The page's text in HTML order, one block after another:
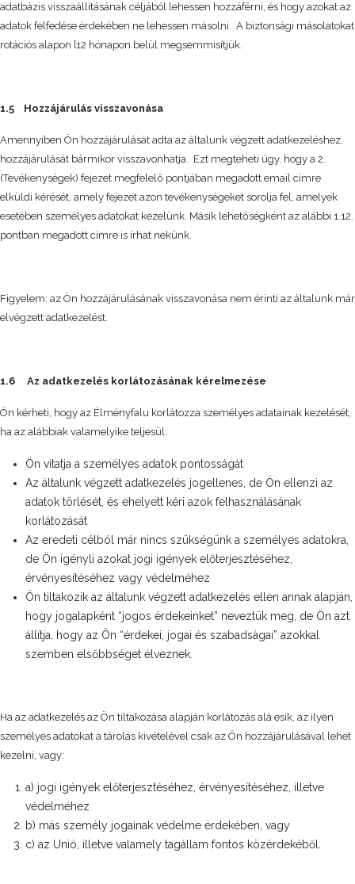
adatbázis visszaállításának céljából lehessen hozzáférni, és hogy azokat az
adatok felfedése érdekében ne lehessen másolni. A biztonsági másolatokat
rotációs alapon [12 hónapon belül megsemmisítjük.
1.5 Hozzájárulás visszavonása
Amennyiben Ön hozzájárulását adta az általunk végzett adatkezeléshez,
hozzájárulását bármikor visszavonhatja. Ezt megteheti úgy, hogy a 2.
(Tevékenységek) fejezet megfelelő pontjában megadott email címre
elküldi kérését, amely fejezet azon tevékenységeket sorolja fel, amelyek
esetében személyes adatokat kezelünk. Másik lehetőségként az alábbi 1.12.
pontban megadott címre is írhat nekünk.
Figyelem: az Ön hozzájárulásának visszavonása nem érinti az általunk már
elvégzett adatkezelést.
1.6 Az adatkezelés korlátozásának kérelmezése
Ön kérheti, hogy az Élményfalu korlátozza személyes adatainak kezelését,
ha az alábbiak valamelyike teljesül:
Ön vitatja a személyes adatok pontosságát
Az általunk végzett adatkezelés jogellenes, de Ön ellenzi az
adatok törlését, és ehelyett kéri azok felhasználásának
korlátozását
Az eredeti célból már nincs szükségünk a személyes adatokra,
de Ön igényli azokat jogi igények előterjesztéséhez,
érvényesítéséhez vagy védelméhez
Ön tiltakozik az általunk végzett adatkezelés ellen annak alapján,
hogy jogalapként “jogos érdekeinket” neveztük meg, de Ön azt
állítja, hogy az Ön “érdekei, jogai és szabadságai” azokkal
szemben elsőbbséget élveznek.
Ha az adatkezelés az Ön tiltakozása alapján korlátozás alá esik, az ilyen
személyes adatokat a tárolás kivételével csak az Ön hozzájárulásával lehet
kezelni, vagy:
a) jogi igények előterjesztéséhez, érvényesítéséhez, illetve
védelméhez
b) más személy jogainak védelme érdekében, vagy
c) az Unió, illetve valamely tagállam fontos közérdekéből.